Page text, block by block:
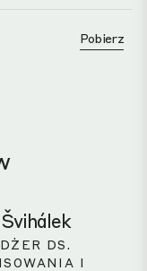
Pobierz
DS.
I